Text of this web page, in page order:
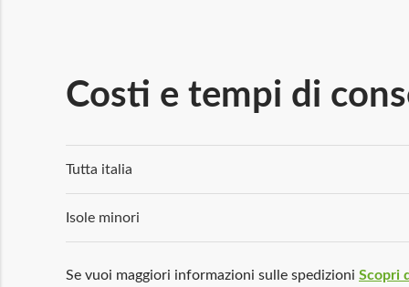
Costi e tempi di
Tutta italia
Isole minori
Se vuoi maggiori informazioni sulle spedizioni Scopri